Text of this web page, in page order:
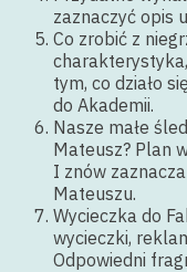
zaznaczyć opis
Co zrobić z
tym, co działo
do Akademii.
Nasze małe
Mateusz? Plan
I znów
Mateuszu.
Wycieczka do
wycieczki,
Odpowiedni